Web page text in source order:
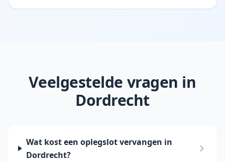
Veelgestelde vragen in
Dordrecht
Wat kost een oplegslot vervangen in
Dordrecht?